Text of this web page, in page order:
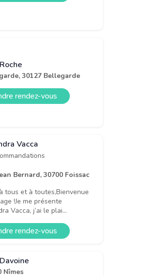
30127 Bellegarde
rendez-vous
Vacca
Bernard, 30700 Foissac
tous et à toutes,Bienvenue
!Je me présente
Vacca, j’ai le plai...
rendez-vous
Nîmes